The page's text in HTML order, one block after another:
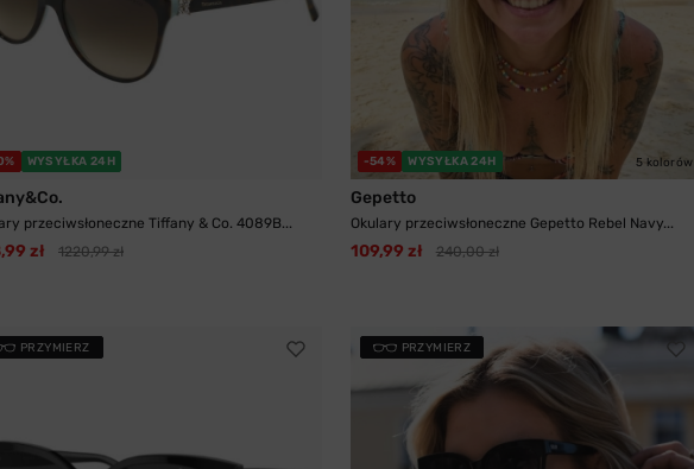
WYSYŁKA 24H
przeciwsłoneczne Tiffany & Co. 4089B...
zł 1220,99 zł
-54% WYSYŁKA 24H 5 kolorów
Gepetto
Okulary przeciwsłoneczne Gepetto Rebel Navy...
109,99 zł 240,00 zł
PRZYMIERZ PRZYMIERZ